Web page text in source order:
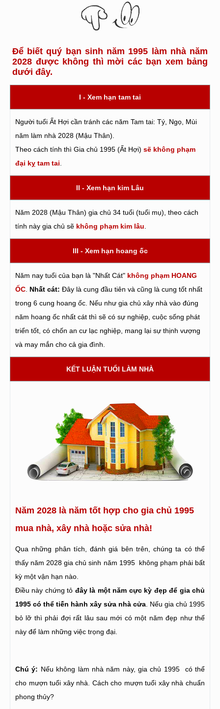
Để biết quý bạn sinh năm 1995 làm nhà năm
2028 được không thì mời các bạn xem bảng
dưới đây.
I - Xem hạn tam tai
Người tuổi Ất Hợi cần tránh các năm Tam tai: Tý, Ngọ, Mùi
năm làm nhà 2028 (Mậu Thân).
Theo cách tính thì Gia chủ 1995 (Ất Hợi) sẽ không phạm
đại kỵ tam tai
II - Xem hạn kim Lâu
Năm 2028 (Mậu Thân) gia chủ 34 tuổi (tuổi mụ), theo cách
tính này gia chủ sẽ không phạm kim lâu
III - Xem hạn hoang ốc
Năm nay tuổi của bạn là "Nhất Cát" không phạm HOANG
ỐC Nhất cát: Đây là cung đầu tiên và cũng là cung tốt nhất
trong 6 cung hoang ốc. Nếu như gia chủ xây nhà vào đúng
năm hoang ốc nhất cát thì sẽ có sự nghiệp, cuộc sống phát
triển tốt, có chốn an cư lạc nghiệp, mang lại sự thịnh vượng
và may mắn cho cả gia đình.
KẾT LUẬN TUỔI LÀM NHÀ
Năm 2028 là năm tốt hợp cho gia chủ 1995
mua nhà, xây nhà hoặc sửa nhà!
Qua những phân tích, đánh giá bên trên, chúng ta có thể
thấy năm 2028 gia chủ sinh năm 1995 không phạm phải bất
kỳ một vận hạn nào.
Điều này chứng tỏ đây là một năm cực kỳ đẹp để gia chủ
1995 có thể tiến hành xây sửa nhà cửa . Nếu gia chủ 1995
bỏ lỡ thì phải đợi rất lâu sau mới có một năm đẹp như thế
này để làm những việc trọng đại.
Chú ý: Nếu không làm nhà năm này, gia chủ 1995 có thể
cho mượn tuổi xây nhà. Cách cho mượn tuổi xây nhà chuẩn
phong thủy?